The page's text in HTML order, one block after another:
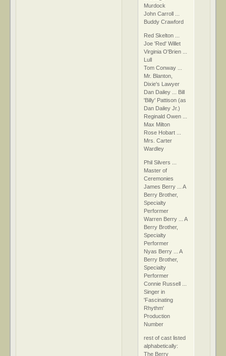
Murdock
John Carroll ...
Buddy Crawford
Red Skelton ...
Joe 'Red' Willet
Virginia O'Brien ...
Lull
Tom Conway ...
Mr. Blanton,
Dixie's Lawyer
Dan Dailey ... Bill
'Billy' Pattison (as
Dan Dailey Jr.)
Reginald Owen ...
Max Milton
Rose Hobart ...
Mrs. Carter
Wardley
Phil Silvers ...
Master of
Ceremonies
James Berry ... A
Berry Brother,
Specialty
Performer
Warren Berry ... A
Berry Brother,
Specialty
Performer
Nyas Berry ... A
Berry Brother,
Specialty
Performer
Connie Russell ...
Singer in
'Fascinating
Rhythm'
Production
Number
rest of cast listed
alphabetically:
The Berry